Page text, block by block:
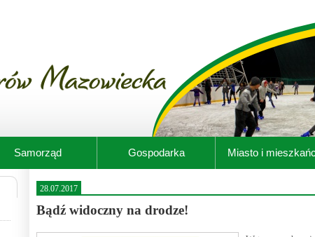
Samorząd Gospodarka Miasto i
28.07.2017
Bądź widoczny na drodze!